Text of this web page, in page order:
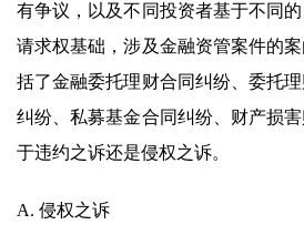
有争议，以及不同投资者基于不同
请求权基础，涉及金融资管案件的
括了金融委托理财合同纠纷、委托
纠纷、私募基金合同纠纷、财产损
于违约之诉还是侵权之诉。
A. 侵权之诉